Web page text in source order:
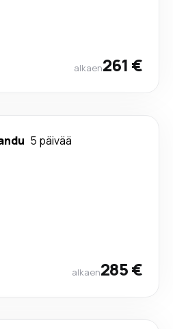
alkaen261 €
5 päivää
alkaen285 €